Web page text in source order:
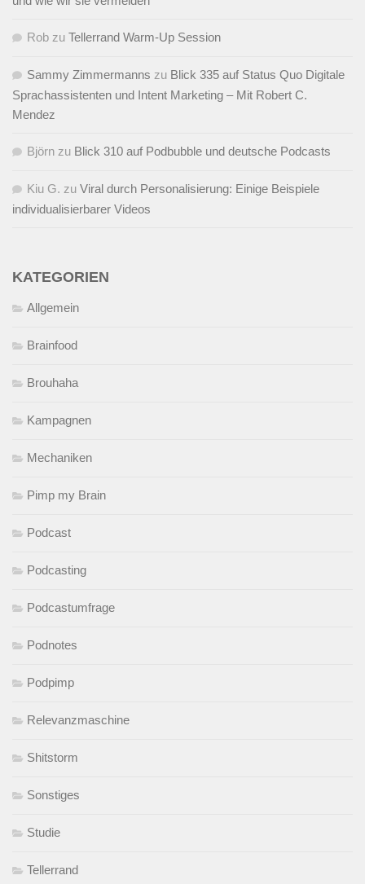
Rob zu Tellerrand Warm-Up Session
Sammy Zimmermanns zu Blick 335 auf Status Quo Digitale
Sprachassistenten und Intent Marketing – Mit Robert C.
Mendez
Björn zu Blick 310 auf Podbubble und deutsche Podcasts
Kiu G. zu Viral durch Personalisierung: Einige Beispiele
individualisierbarer Videos
KATEGORIEN
Allgemein
Brainfood
Brouhaha
Kampagnen
Mechaniken
Pimp my Brain
Podcast
Podcasting
Podcastumfrage
Podnotes
Podpimp
Relevanzmaschine
Shitstorm
Sonstiges
Studie
Tellerrand